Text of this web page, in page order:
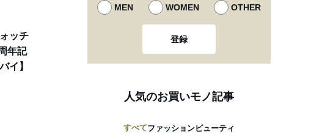
ッチ
年記
イ】
MEN WOMEN OTHER
登録
人気のお買いモノ記事
すべてファッションビューティ